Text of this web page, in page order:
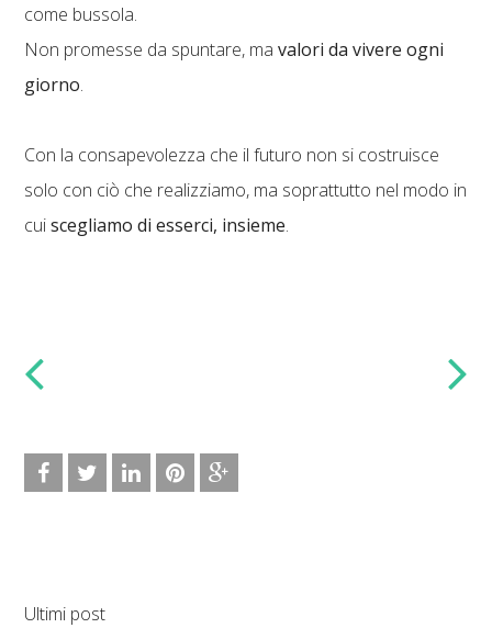
come bussola.
Non promesse da spuntare, mavalori da vivere ogni
giorno.
Con la consapevolezza che il futuro non si costruisce
solo con ciò che realizziamo, ma soprattutto nel modo in
cuiscegliamo di esserci, insieme.
Ultimi post